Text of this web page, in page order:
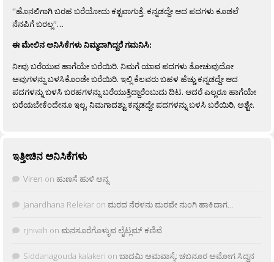
“ಹೊನಲಿಗಾಗಿ ಬರಹ ಬರೆಯೋದು ಕಶ್ಟವಾಗುತ್ತೆ. ಕನ್ನಡದ್ದೇ ಆದ ಪದಗಳು ಕೂಡಲೆ
ನೆನಪಿಗೆ ಬರಲ್ಲ”…
ಈ ಮೇಲಿನ ಅನಿಸಿಕೆಗಳು ನಿಮ್ಮದಾಗಿದ್ದರೆ ಗಮನಿಸಿ:
ನೀವು ಬರೆಯುವ ಹಾಗೆಯೇ ಬರೆಯಿರಿ. ನಿಮಗೆ ಯಾವ ಪದಗಳು ತೋಚುವುದೋ
ಅವುಗಳನ್ನು ಬಳಸಿಕೊಂಡೇ ಬರೆಯಿರಿ. ಇಲ್ಲಿ ಕೆಲವರು ಬಹಳ ಹೆಚ್ಚು ಕನ್ನಡದ್ದೇ ಆದ
ಪದಗಳನ್ನು ಬಳಸಿ ಬರಹಗಳನ್ನು ಬರೆಯುತ್ತಿದ್ದಾರೆಂಬುದು ದಿಟ. ಆದರೆ ಎಲ್ಲರೂ ಹಾಗೆಯೇ
ಬರೆಯಬೇಕೆಂದೇನೂ ಇಲ್ಲ. ನಿಮಗಾದಶ್ಟು ಕನ್ನಡದ್ದೇ ಪದಗಳನ್ನು ಬಳಸಿ ಬರೆಯಿರಿ, ಅಶ್ಟೇ.
ಇತ್ತೀಚಿನ ಅನಿಸಿಕೆಗಳು
Viren on ಹುಣಸೆ ಹುಳಿ ಅನ್ನ
Janardhana Relekar on ಮರದ ನೆರಳನು ಮರವೇ ನುಂಗಿ ಹಾಕಿದಾಗ…
rjnivah on ಮನಸೂರೆಗೊಳ್ಳುವ ಲೈಟ್ಲಮ್ ಕಣಿವೆ
Siddanagouda kalakeri on ಬಾದಮಿ ಅಮವಾಸ್ಯೆ: ಚಬನೂರ ಅಮೋಗ ಸಿದ್ದನ